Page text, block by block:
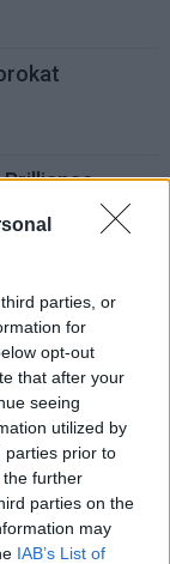
parties, or
for
opt-out
that after your
seeing
utilized by
parties prior to
further
parties on the
may
IAB’s List of
Brilliance
Galaxy
kijelzője